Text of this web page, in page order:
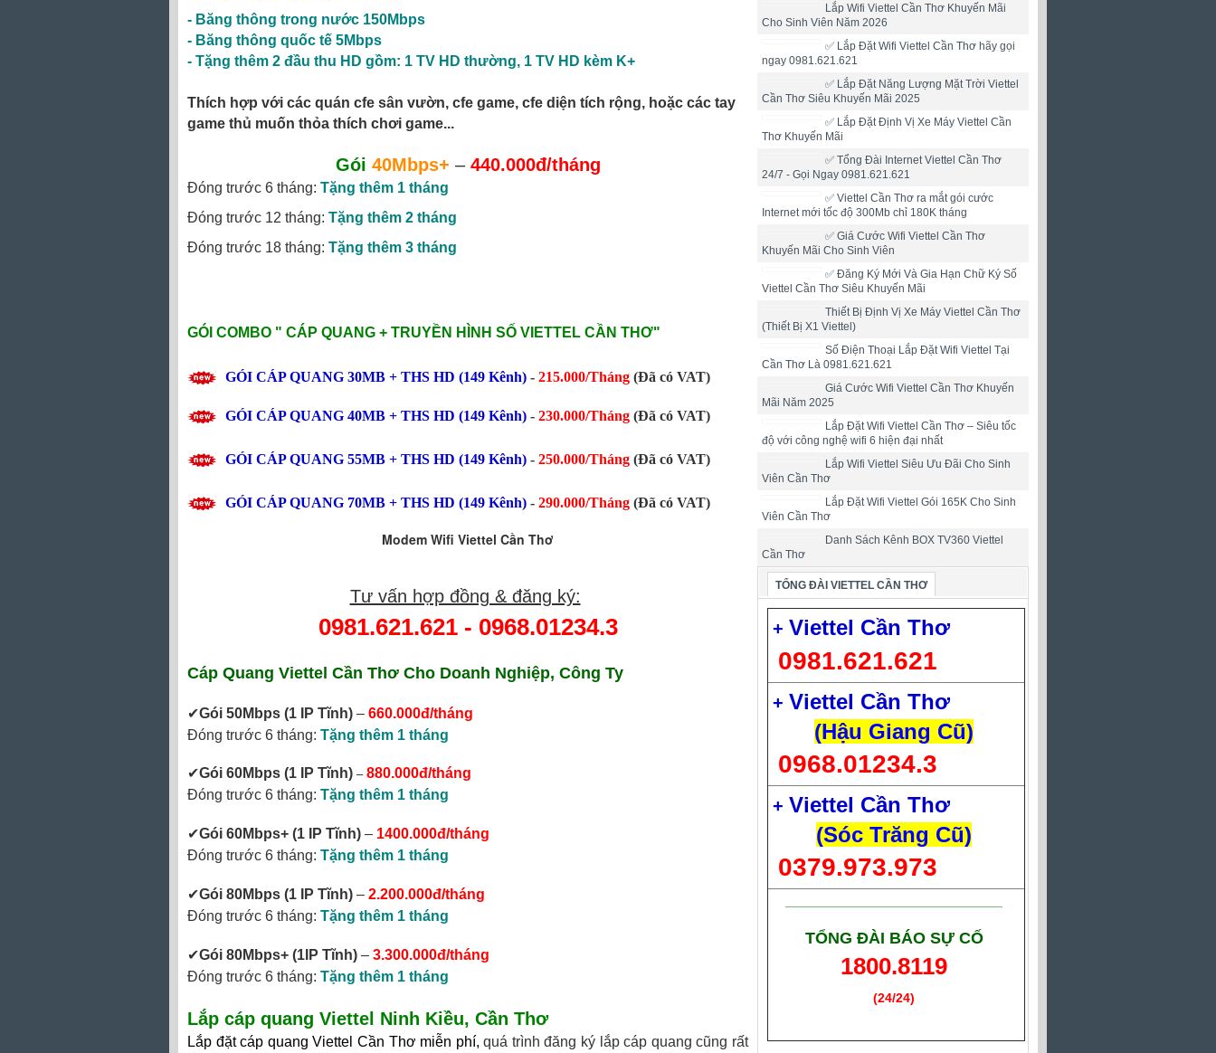
- Băng thông trong nước 150Mbps
- Băng thông quốc tế 5Mbps
- Tặng thêm 2 đầu thu HD gồm: 1 TV HD thường, 1 TV HD kèm K+
Thích hợp với các quán cfe sân vườn, cfe game, cfe diện tích rộng, hoặc các tay
game thủ muốn thỏa thích chơi game...
Gói 40Mbps+ – 440.000đ/tháng
Đóng trước 6 tháng: Tặng thêm 1 tháng
Đóng trước 12 tháng: Tặng thêm 2 tháng
Đóng trước 18 tháng: Tặng thêm 3 tháng
GÓI COMBO " CÁP QUANG + TRUYỀN HÌNH SỐ VIETTEL CẦN THƠ"
GÓI CÁP QUANG 30MB + THS HD (149 Kênh) - 215.000/Tháng (Đã có VAT)
GÓI CÁP QUANG 40MB + THS HD (149 Kênh) - 230.000/Tháng (Đã có VAT)
GÓI CÁP QUANG 55MB + THS HD (149 Kênh) - 250.000/Tháng (Đã có VAT)
GÓI CÁP QUANG 70MB + THS HD (149 Kênh) - 290.000/Tháng (Đã có VAT)
Modem Wifi Viettel Cần Thơ
Tư vấn hợp đồng & đăng ký:
0981.621.621- 0968.01234.3
Cáp Quang Viettel Cần Thơ Cho Doanh Nghiệp, Công Ty
✔‎Gói 50Mbps (1 IP Tĩnh) – 660.000đ/tháng
Đóng trước 6 tháng: Tặng thêm 1 tháng
✔Gói 60Mbps (1 IP Tĩnh) –880.000đ/tháng
Đóng trước 6 tháng: Tặng thêm 1 tháng
✔‎Gói 60Mbps+ (1 IP Tĩnh) – 1400.000đ/tháng
Đóng trước 6 tháng: Tặng thêm 1 tháng
✔Gói 80Mbps (1 IP Tĩnh) – 2.200.000đ/tháng
Đóng trước 6 tháng: Tặng thêm 1 tháng
✔‎Gói 80Mbps+ (1IP Tĩnh) – 3.300.000đ/tháng
Đóng trước 6 tháng: Tặng thêm 1 tháng
Lắp cáp quang Viettel Ninh Kiều, Cần Thơ
Lắp đặt cáp quang Viettel Cần Thơ miễn phí, quá trình đăng ký lắp cáp quang cũng rất
Lắp Wifi Viettel Cần Thơ Khuyến Mãi
Cho Sinh Viên Năm 2026
✅ Lắp Đặt Wifi Viettel Cần Thơ hãy gọi
ngay 0981.621.621
✅ Lắp Đặt Năng Lượng Mặt Trời Viettel
Cần Thơ Siêu Khuyến Mãi 2025
✅ Lắp Đặt Định Vị Xe Máy Viettel Cần
Thơ Khuyến Mãi
✅ Tổng Đài Internet Viettel Cần Thơ
24/7 - Gọi Ngay 0981.621.621
✅ ‎Viettel Cần Thơ ra mắt gói cước
Internet mới tốc độ 300Mb chỉ 180K tháng
✅ ‎Giá Cước Wifi Viettel Cần Thơ
Khuyến Mãi Cho Sinh Viên
✅‎ Đăng Ký Mới Và Gia Hạn Chữ Ký Số
Viettel Cần Thơ Siêu Khuyến Mãi
Thiết Bị Định Vị Xe Máy Viettel Cần Thơ
(Thiết Bị X1 Viettel)
Số Điện Thoại Lắp Đặt Wifi Viettel Tại
Cần Thơ Là 0981.621.621
Giá Cước Wifi Viettel Cần Thơ Khuyến
Mãi Năm 2025
Lắp Đặt Wifi Viettel Cần Thơ – Siêu tốc
độ với công nghệ wifi 6 hiện đại nhất
Lắp Wifi Viettel Siêu Ưu Đãi Cho Sinh
Viên Cần Thơ
Lắp Đặt Wifi Viettel Gói 165K Cho Sinh
Viên Cần Thơ
Danh Sách Kênh BOX TV360 Viettel
Cần Thơ
TỔNG ĐÀI VIETTEL CẦN THƠ
+ Viettel Cần Thơ
0981.621.621
+ Viettel Cần Thơ
(Hậu Giang Cũ)
0968.01234.3
+ Viettel Cần Thơ
(Sóc Trăng Cũ)
0379.973.973
TỔNG ĐÀI BÁO SỰ CỐ
1800.8119
(24/24)